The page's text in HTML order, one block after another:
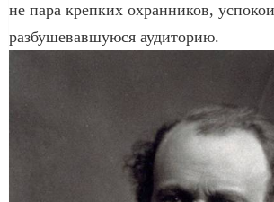
не пара крепких охранников,
разбушевавшуюся аудиторию.